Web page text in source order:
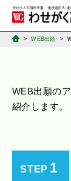
WEB出願
WEB出願の
紹介します。
STEP 1